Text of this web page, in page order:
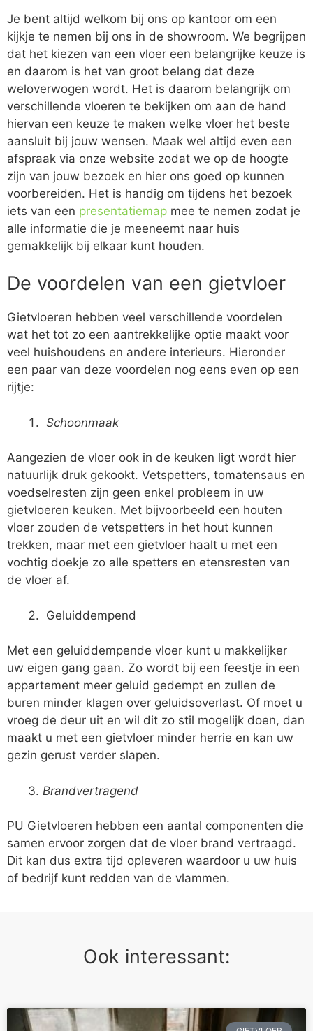
Je bent altijd welkom bij ons op kantoor om een
kijkje te nemen bij ons in de showroom. We begrijpen
dat het kiezen van een vloer een belangrijke keuze is
en daarom is het van groot belang dat deze
weloverwogen wordt. Het is daarom belangrijk om
verschillende vloeren te bekijken om aan de hand
hiervan een keuze te maken welke vloer het beste
aansluit bij jouw wensen. Maak wel altijd even een
afspraak via onze website zodat we op de hoogte
zijn van jouw bezoek en hier ons goed op kunnen
voorbereiden. Het is handig om tijdens het bezoek
iets van een presentatiemap mee te nemen zodat je
alle informatie die je meeneemt naar huis
gemakkelijk bij elkaar kunt houden.
De voordelen van een gietvloer
Gietvloeren hebben veel verschillende voordelen
wat het tot zo een aantrekkelijke optie maakt voor
veel huishoudens en andere interieurs. Hieronder
een paar van deze voordelen nog eens even op een
rijtje:
Schoonmaak
Aangezien de vloer ook in de keuken ligt wordt hier
natuurlijk druk gekookt. Vetspetters, tomatensaus en
voedselresten zijn geen enkel probleem in uw
gietvloeren keuken. Met bijvoorbeeld een houten
vloer zouden de vetspetters in het hout kunnen
trekken, maar met een gietvloer haalt u met een
vochtig doekje zo alle spetters en etensresten van
de vloer af.
Geluiddempend
Met een geluiddempende vloer kunt u makkelijker
uw eigen gang gaan. Zo wordt bij een feestje in een
appartement meer geluid gedempt en zullen de
buren minder klagen over geluidsoverlast. Of moet u
vroeg de deur uit en wil dit zo stil mogelijk doen, dan
maakt u met een gietvloer minder herrie en kan uw
gezin gerust verder slapen.
Brandvertragend
PU Gietvloeren hebben een aantal componenten die
samen ervoor zorgen dat de vloer brand vertraagd.
Dit kan dus extra tijd opleveren waardoor u uw huis
of bedrijf kunt redden van de vlammen.
Ook interessant: